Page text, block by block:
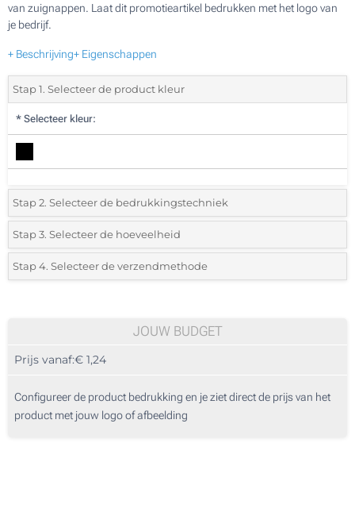
van zuignappen. Laat dit promotieartikel bedrukken met het logo van
je bedrijf.
+ Beschrijving+ Eigenschappen
Stap 1. Selecteer de product kleur
* Selecteer kleur:
Stap 2. Selecteer de bedrukkingstechniek
*Selecteer de bedrukking en kleuren van het logo:
Sublimatie, full colour (Op een zonnescherm)
Stap 3. Selecteer de hoeveelheid
*Selecteer uit de lijst of voeg het gewenste aantal in
50
250
Stap 4. Selecteer de verzendmethode
JOUW BUDGET
Prijs vanaf:€ 1,24
Configureer de product bedrukking en je ziet direct de prijs van het
product met jouw logo of afbeelding